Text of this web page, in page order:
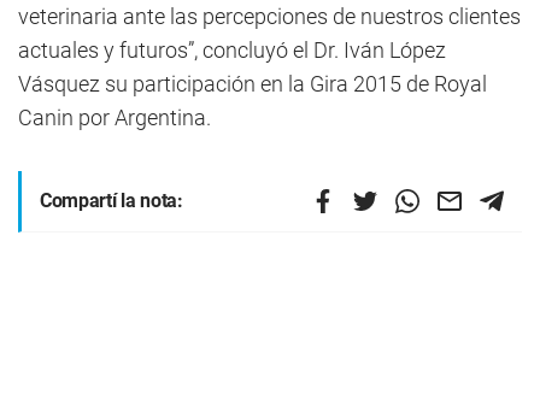
veterinaria ante las percepciones de nuestros clientes
actuales y futuros”, concluyó el Dr. Iván López
Vásquez su participación en la Gira 2015 de Royal
Canin por Argentina.
Compartí la nota: